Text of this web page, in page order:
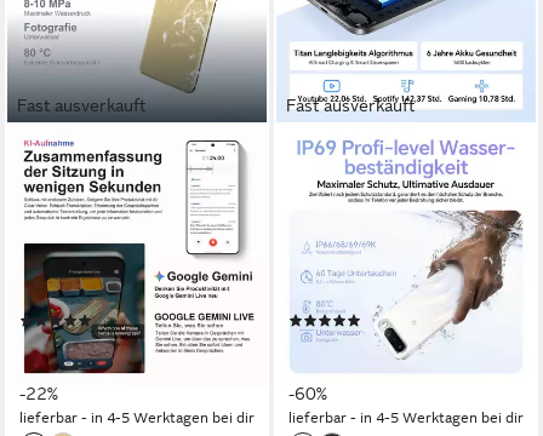
Fast ausverkauft
REALME
Realme 16 Pro+ 5G 6,8"
144Hz 7000mAh Akku 80W
512 GB Speicherkapazität
5G
Mobiles Internet
(12)
ab 429,00 € UVP549,00 €
15,39 €mtl. in 36 Raten
-22%
lieferbar - in 4-5 Werktagen bei dir
Fast ausverkauft
REALME
Realme 16 5G 6,57-Zoll-
AMOLED-Display, 6550-mAh-
256 GB Speicherkapazität
Mobiles Internet
(3)
239,99 € UVP599,00 €
21,92 €
mtl. in 12 Raten
-60%
lieferbar - in 4-5 Werktagen bei dir